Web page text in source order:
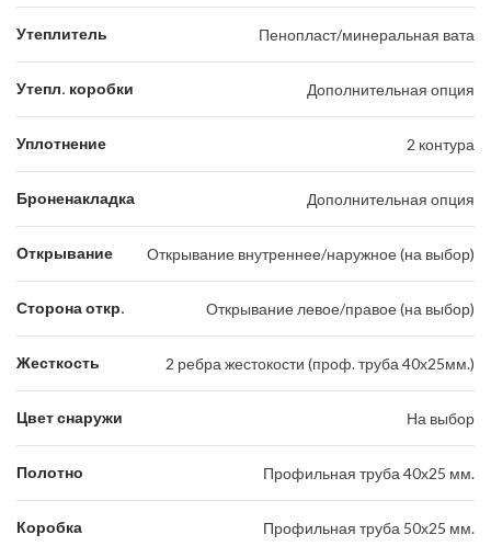
Утеплитель Пенопласт/минеральная вата
Утепл. коробки Дополнительная опция
Уплотнение 2 контура
Броненакладка Дополнительная опция
Открывание Открывание внутреннее/наружное (на выбор)
Сторона откр. Открывание левое/правое (на выбор)
Жесткость 2 ребра жестокости (проф. труба 40х25мм.)
Цвет снаружи На выбор
Полотно Профильная труба 40х25 мм.
Коробка Профильная труба 50х25 мм.